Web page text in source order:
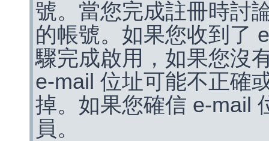
號。當您完成註冊時討
的帳號。如果您收到了
驟完成啟用，如果您沒
e-mail 位址可能不正確
掉。如果您確信 e-mail
員。